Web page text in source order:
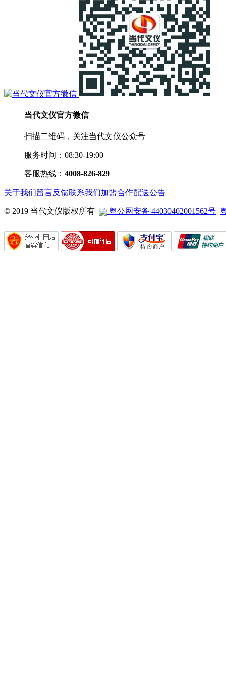
当代文仪官方微信
扫描二维码，关注当代文仪公众号
服务时间：08:30-19:00
客服热线： 4008-826-829
关于我们留言反馈联系我们加盟合作配送公告
© 2019 当代文仪版权所有 粤公网安备 44030402001562号